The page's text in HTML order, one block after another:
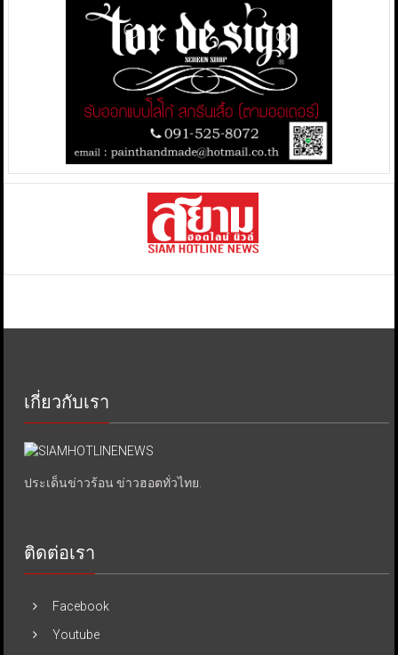
เกี่ยวกับเรา
ประเด็นข่าวร้อน ข่าวฮอตทั่วไทย.
ติดต่อเรา
Facebook
Youtube